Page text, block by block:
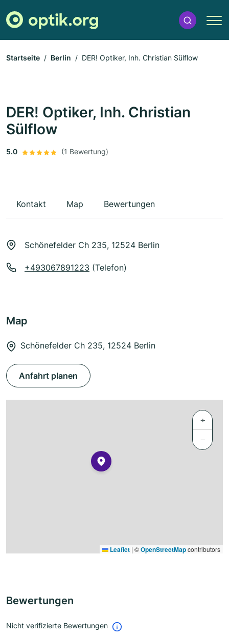
Startseite Berlin DER! Optiker, Inh. Christian Sülflow
DER! Optiker, Inh. Christian
Sülflow
5.0 (1 Bewertung)
Kontakt Map Bewertungen
Schönefelder Ch 235, 12524 Berlin
+493067891223 (Telefon)
Map
Schönefelder Ch 235, 12524 Berlin
Anfahrt planen
+
−
Leaflet | ©OpenStreetMapcontributors
Bewertungen
Nicht verifizierte Bewertungen